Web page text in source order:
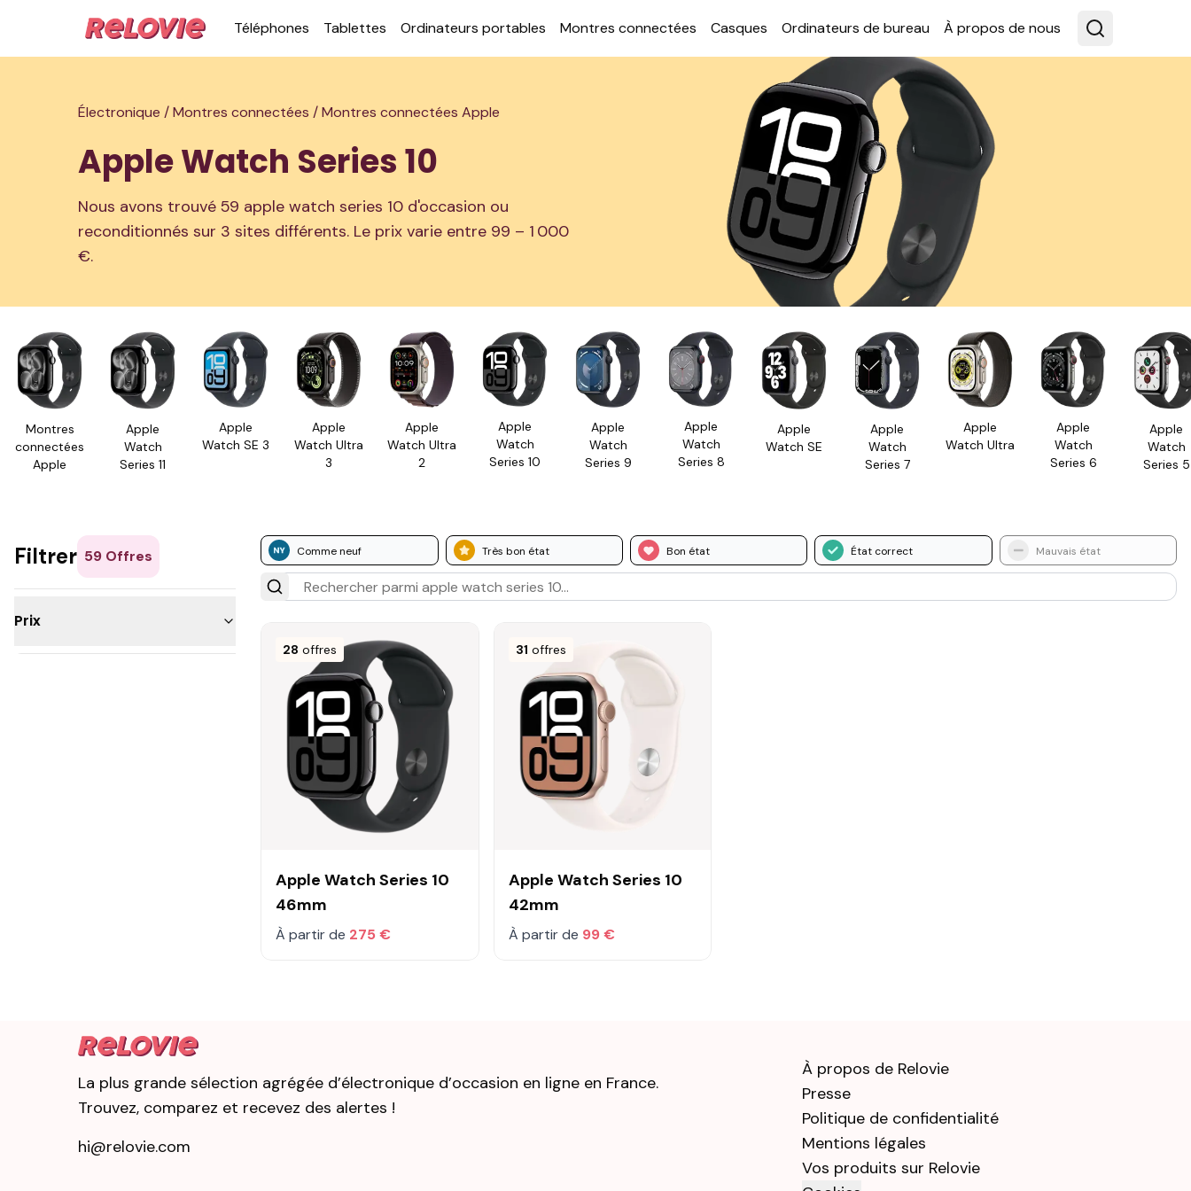
Télé­phones Ta­blettes Ordi­nateurs por­tables Montres con­nectées Casques Ordina­teurs de bureau À propos de nous
Électronique /Montres connectées /Montres connectées Apple
Apple Watch Series 10
Nous avons trouvé 59 apple watch series 10 d'occasion ou
reconditionnés sur 3 sites différents. Le prix varie entre 99 – 1 000
€.
Montres
connec­tées
Apple
Apple
Watch
Series 11
Apple
Watch SE 3
Apple
Watch Ultra
3
Apple
Watch Ultra
2
Apple
Watch
Series 10
Apple
Watch
Series 9
Apple
Watch
Series 8
Apple
Watch SE
Apple
Watch
Series 7
Apple
Watch Ultra
Apple
Watch
Series 6
Apple
Watch
Series 5
Comme neuf Très bon état Bon état État correct Mauvais état
Filtrer 59 Offres
Prix
28 offres
Apple Watch Series 10
46mm
À partir de 275 €
31 offres
Apple Watch Series 10
42mm
À partir de 99 €
La plus grande sélection agrégée d’électronique d’occasion en ligne en France.
Trouvez, comparez et recevez des alertes !
hi@relovie.com
À propos de Relovie
Presse
Politique de confidentialité
Mentions légales
Vos produits sur Relovie